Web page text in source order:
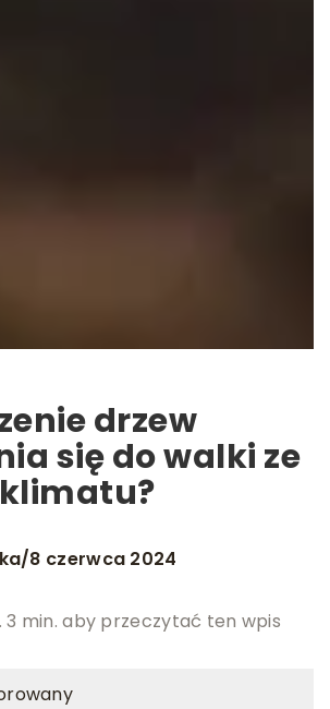
drzew
się do walki ze
/8 czerwca 2024
3 min. aby przeczytać ten wpis